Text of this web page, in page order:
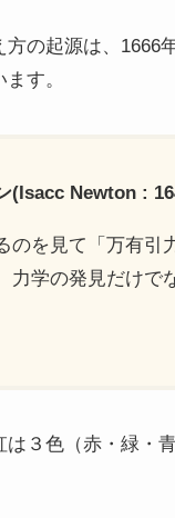
方の起源は、
す。
Newton :
のを見て「万有引
力学の発見だけ
３色（赤・緑・